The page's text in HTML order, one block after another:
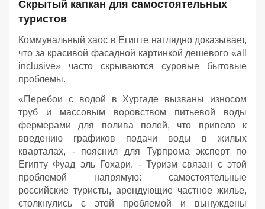
Скрытый капкан для самостоятельных
туристов
Коммунальный хаос в Египте наглядно доказывает,
что за красивой фасадной картинкой дешевого «all
inclusive» часто скрываются суровые бытовые
проблемы.
«Перебои с водой в Хургаде вызваны износом
труб и массовым воровством питьевой воды
фермерами для полива полей, что привело к
введению графиков подачи воды в жилых
кварталах, - пояснил для Турпрома эксперт по
Египту Фуад эль Гохари. - Туризм связан с этой
проблемой напрямую: самостоятельные
российские туристы, арендующие частное жилье,
столкнулись с этой проблемой и вынуждены